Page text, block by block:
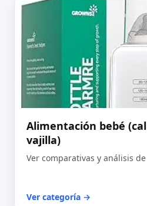
Alimentación bebé
vajilla)
Ver comparativas y análisis
Ver categoría →